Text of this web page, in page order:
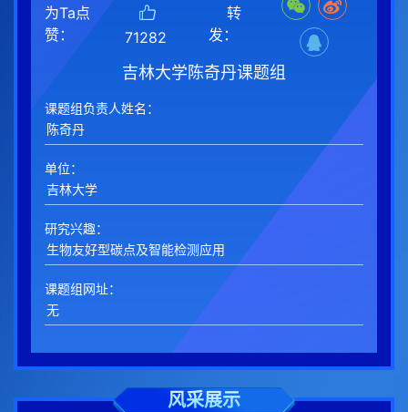
为Ta点
赞：
71282
转
发：
吉林大学陈奇丹课题组
课题组负责人姓名：
单位：
研究兴趣：
课题组网址：
风采展示